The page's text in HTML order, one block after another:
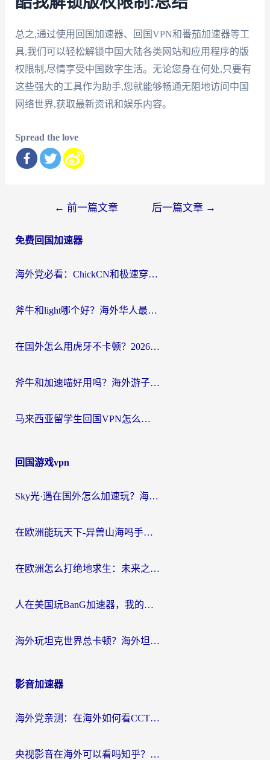
总之,通过使用回国加速器、回国VPN和番茄加速器等工
具,我们可以轻松解锁中国大陆各类网站和应用程序的版
权限制,尽情享受中国数字生活。无论您身在何处,只要有
这些强大的工具作为助手,您就能够畅通无阻地访问中国
网络世界,获取最新资讯和娱乐内容。
Spread the love
导
← 前一篇文章 后一篇文章 →
免费回国加速器
海外党必看：ChickCN和极速穿梭VPN好用吗？3招教你选对回国加速器无缝刷国内资源
斧牛和light哪个好？海外华人最关心的回国加速器选择难题，一篇讲透
在国外怎么用虎牙不卡顿？2026海外华人亲测有效的回国加速器选择指南
斧牛和加速喵好用吗？海外游子的真实选择困境
马来西亚留学生回国VPN怎么选？3个避坑点+1款实测好用的加速器推荐
回国游戏vpn
Sky光·遇在国外怎么加速玩？海外党亲测有效的国服游戏加速指南
在欧洲能玩天下-异兽山海吗手游？海外玩家的加速器生存指南
在欧洲怎么打绝地求生：未来之役不卡？留学生亲测的加速器避坑指南
人在美国玩BanG加速器，我的延迟终于绿了
海外玩坦克世界总卡顿？海外坦克世界加速器有哪些？实测好用的选择在这里
影音加速器
海外党亲测：在海外如何看CCTV？告别“仅限大陆播放”的实用指南
央视影音在海外可以看吗知乎？留学生亲测：3步解决地域限制+追剧自由